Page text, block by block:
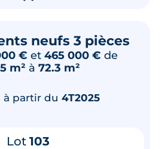
neufs 3 pièces
€ et 465 000 € de
m² à 72.3 m²
à partir du 4T2025
Lot 103